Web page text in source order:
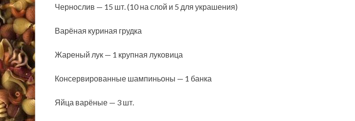
Чернослив — 15 шт. (10 на слой и 5 для украшения)
Варёная куриная грудка
Жареный лук — 1 крупная луковица
Консервированные шампиньоны — 1 банка
Яйца варёные — 3 шт.